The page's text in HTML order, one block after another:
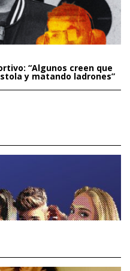
“Algunos creen que
y matando ladrones”